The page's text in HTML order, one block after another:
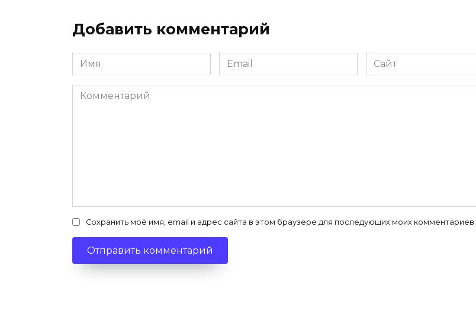
Добавить комментарий
Имя
*
Email
*
Сайт
Комментарий
Сохранить моё имя, email и адрес сайта в этом браузере для последующих моих комментариев.